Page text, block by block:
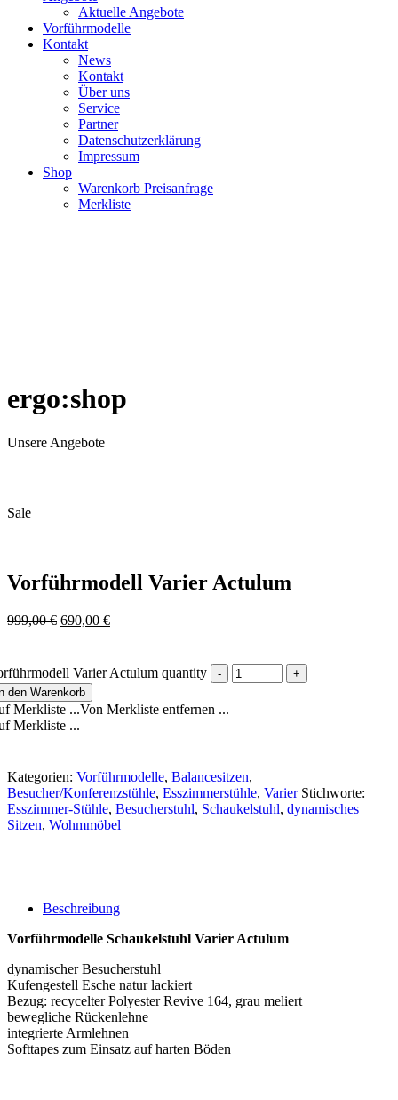
Aktuelle Angebote
Vorführmodelle
Kontakt
News
Kontakt
Über uns
Service
Partner
Datenschutzerklärung
Impressum
Shop
Warenkorb Preisanfrage
Merkliste
ergo:shop
Unsere Angebote
Sale
Vorführmodell Varier Actulum
999,00€ 690,00 €
Varier Actulum quantity
den Warenkorb
Merkliste ...Von Merkliste entfernen ...
Merkliste ...
Kategorien: Vorführmodelle, Balancesitzen,
Besucher/Konferenzstühle, Esszimmerstühle, Varier Stichworte:
Esszimmer-Stühle, Besucherstuhl, Schaukelstuhl, dynamisches
Sitzen, Wohmmöbel
Beschreibung
Vorführmodelle Schaukelstuhl Varier Actulum
dynamischer Besucherstuhl
Kufengestell Esche natur lackiert
Bezug: recycelter Polyester Revive 164, grau meliert
bewegliche Rückenlehne
integrierte Armlehnen
Softtapes zum Einsatz auf harten Böden